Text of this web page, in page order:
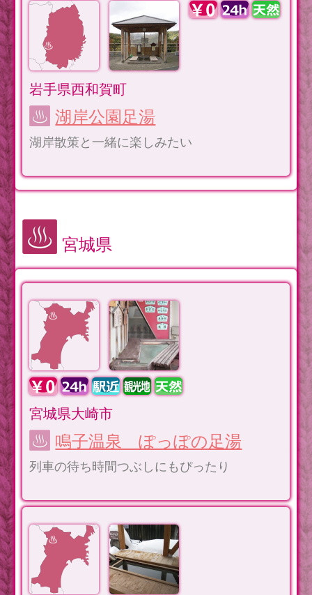
岩手県西和賀町
湖岸公園足湯
湖岸散策と一緒に楽しみたい
宮城県
宮城県大崎市
鳴子温泉 ぽっぽの足湯
列車の待ち時間つぶしにもぴったり